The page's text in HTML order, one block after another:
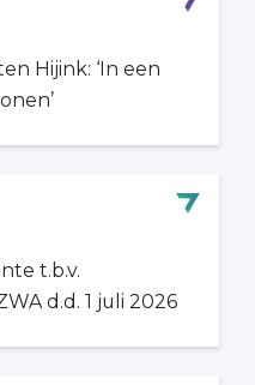
Hijink: ‘In een
t.b.v.
d.d. 1 juli 2026